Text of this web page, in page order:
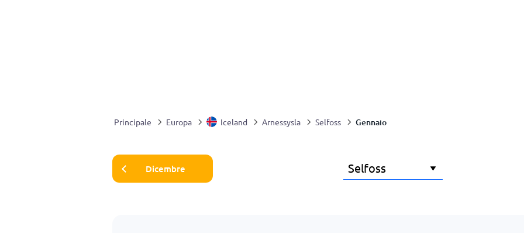
Principale Europa Iceland Arnessysla Selfoss Gennaio
Dicembre